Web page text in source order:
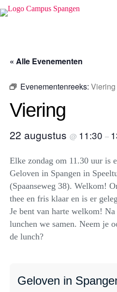
naar
« Alle Evenementen
Evenementenreeks: Viering
Viering
22 augustus @ 11:30 –
Elke zondag om 11.30 uur is
Geloven in Spangen in
(Spaanseweg 38). Welkom!
thee en fris klaar en is er
Je bent van harte welkom!
lunchen we samen. Neem je
de lunch?
Geloven in